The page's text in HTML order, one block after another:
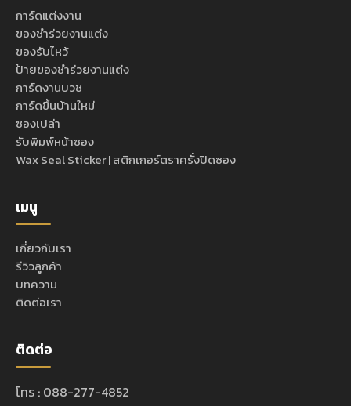
การ์ดแต่งงาน
ของชำร่วยงานแต่ง
ของรับไหว้
ป้ายของชำร่วยงานแต่ง
การ์ดงานบวช
การ์ดขึ้นบ้านใหม่
ซองเปล่า
รับพิมพ์หน้าซอง
Wax Seal Sticker | สติกเกอร์ตราครั่งปิดซอง
เมนู
เกี่ยวกับเรา
รีวิวลูกค้า
บทความ
ติดต่อเรา
ติดต่อ
โทร : 088-277-4852